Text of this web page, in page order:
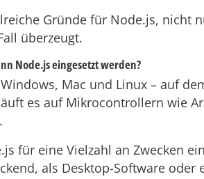
Gründe für Node.js, nicht
überzeugt.
Node.js eingesetzt werden?
Mac und Linux – auf
es auf Mikrocontrollern wie
für eine Vielzahl an Zwecken
als Desktop-Software oder